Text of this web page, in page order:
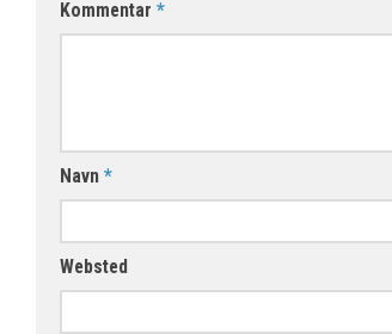
Kommentar *
Navn *
Websted